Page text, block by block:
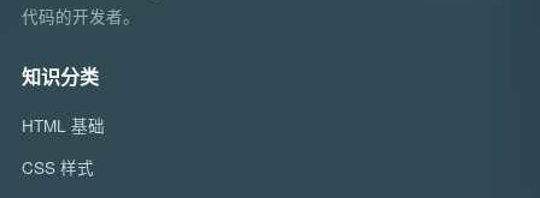
代码的开发者。
知识分类
HTML 基础
CSS 样式